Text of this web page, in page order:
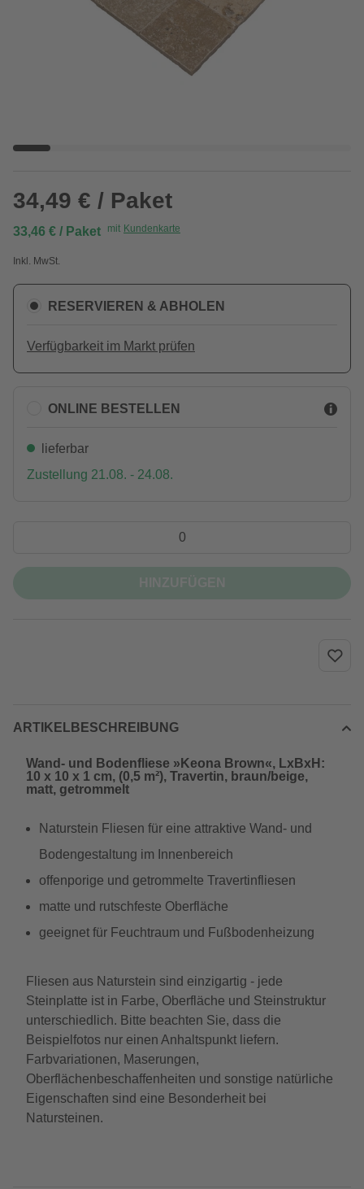
34,49 € / Paket
33,46 € / Paket mit Kundenkarte
Inkl. MwSt.
RESERVIEREN & ABHOLEN
Verfügbarkeit im Markt prüfen
ONLINE BESTELLEN
lieferbar
Zustellung 21.08. - 24.08.
ARTIKELBESCHREIBUNG
Wand- und Bodenfliese »Keona Brown«, LxBxH:
10 x 10 x 1 cm, (0,5 m²), Travertin, braun/beige,
matt, getrommelt
Naturstein Fliesen für eine attraktive Wand- und
Bodengestaltung im Innenbereich
offenporige und getrommelte Travertinfliesen
matte und rutschfeste Oberfläche
geeignet für Feuchtraum und Fußbodenheizung
Fliesen aus Naturstein sind einzigartig - jede
Steinplatte ist in Farbe, Oberfläche und Steinstruktur
unterschiedlich. Bitte beachten Sie, dass die
Beispielfotos nur einen Anhaltspunkt liefern.
Farbvariationen, Maserungen,
Oberflächenbeschaffenheiten und sonstige natürliche
Eigenschaften sind eine Besonderheit bei
Natursteinen.